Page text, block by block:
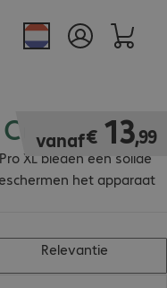
XL bieden een solide
het apparaat
vanaf€ 13,99
€ 13,99
Relevantie